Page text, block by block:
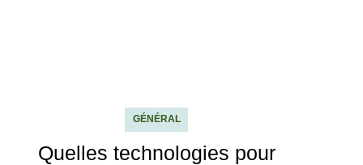
GÉNÉRAL
Quelles technologies pour